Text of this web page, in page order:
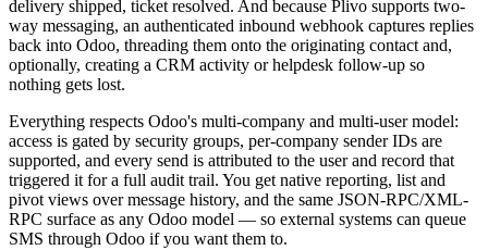
delivery shipped, ticket resolved. And because Plivo supports two-
way messaging, an authenticated inbound webhook captures replies
back into Odoo, threading them onto the originating contact and,
optionally, creating a CRM activity or helpdesk follow-up so
nothing gets lost.
Everything respects Odoo's multi-company and multi-user model:
access is gated by security groups, per-company sender IDs are
supported, and every send is attributed to the user and record that
triggered it for a full audit trail. You get native reporting, list and
pivot views over message history, and the same JSON-RPC/XML-
RPC surface as any Odoo model — so external systems can queue
SMS through Odoo if you want them to.